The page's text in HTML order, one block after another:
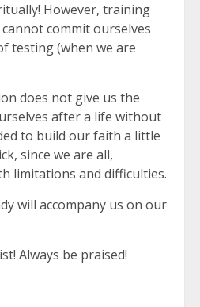
However, training
commit ourselves
testing (when we are
does not give us the
after a life without
to build our faith a little
since we are all,
limitations and difficulties.
will accompany us on our
Always be praised!